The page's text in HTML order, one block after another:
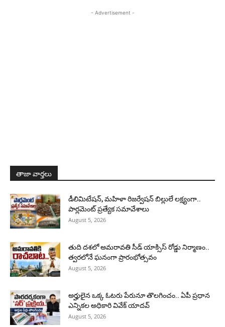
- Advertisement -
తాజా వార్తలు
డీలిమిటేషన్, మహిళా రిజర్వేషన్ బిల్లులే లక్ష్యంగా..
పార్లమెంట్ ప్రత్యేక సమావేశాలు
August 5, 2026
తుది దశలో అమరావతి సీడ్ యాక్సిస్ రోడ్డు నిర్మాణం..
త్వరలోనే ఘనంగా ప్రారంభోత్సవం
August 5, 2026
అర్హులైన ఒక్క ఓటరు పేరునూ తొలగించం.. ఏపీ ప్రధాన
ఎన్నికల అధికారి వివేక్ యాదవ్
August 5, 2026